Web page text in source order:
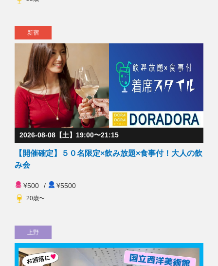
新宿
2026-08-08【土】19:00〜21:15
【開催確定】５０名限定×飲み放題×食事付！大人の飲
み会
¥500 / ¥5500
20歳〜
上野